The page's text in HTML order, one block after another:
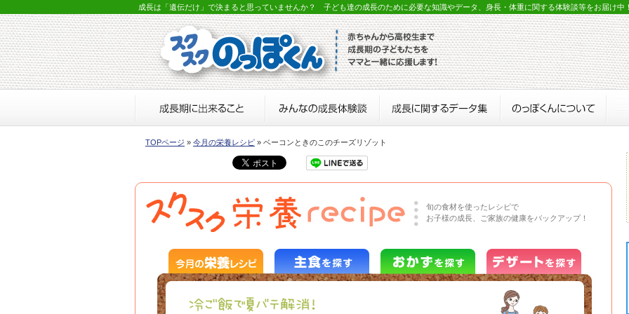
成長は「遺伝だけ」で決まると思っていませんか？ 子ども達の成長のために必要な知識やデータ、身長・体重に関する体験談等をお届け中
TOPページ » 今月の栄養レシピ » ベーコンときのこのチーズリゾット
旬の食材を使ったレシピで
お子様の成長、ご家族の健康をバックアップ！